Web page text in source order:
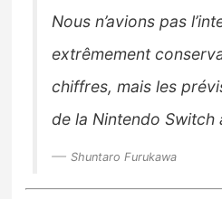
Nous n’avions pas
extrêmement
chiffres, mais les
de la Nintendo Switch
Shuntaro Furukawa